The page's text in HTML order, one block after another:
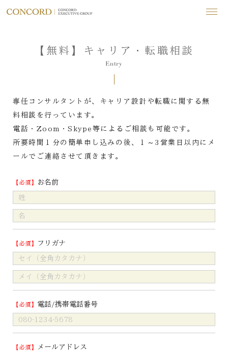
【無料】キャリア・転職相談
Entry
専任コンサルタントが、キャリア設計や転職に関する無
料相談を行っています。
電話・Zoom・Skype等によるご相談も可能です。
所要時間１分の簡単申し込みの後、１～3営業日以内にメ
ールでご連絡させて頂きます。
お名前
フリガナ
電話/携帯電話番号
メールアドレス